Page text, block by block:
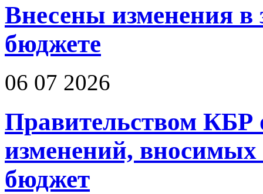
Внесены изменения в
бюджете
06 07 2026
Правительством КБР
изменений, вносимых
бюджет